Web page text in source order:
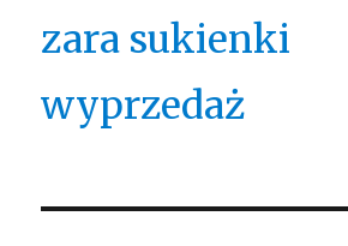
zara sukienki
wyprzedaż